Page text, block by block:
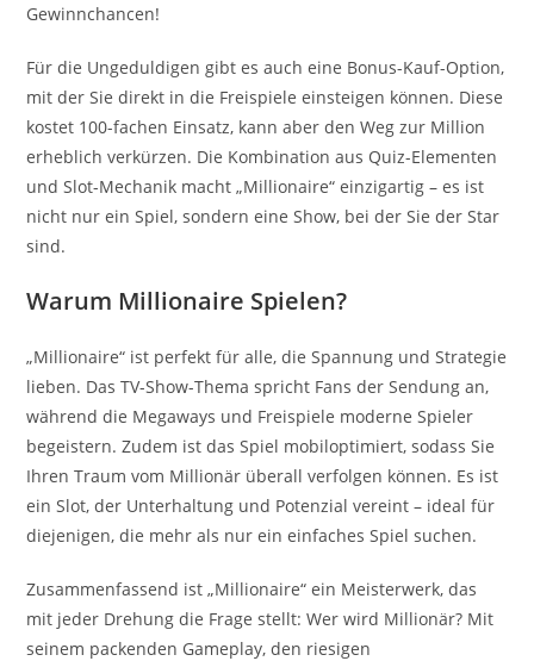
Gewinnchancen!
Für die Ungeduldigen gibt es auch eine Bonus-Kauf-Option,
mit der Sie direkt in die Freispiele einsteigen können. Diese
kostet 100-fachen Einsatz, kann aber den Weg zur Million
erheblich verkürzen. Die Kombination aus Quiz-Elementen
und Slot-Mechanik macht „Millionaire“ einzigartig – es ist
nicht nur ein Spiel, sondern eine Show, bei der Sie der Star
sind.
Warum Millionaire Spielen?
„Millionaire“ ist perfekt für alle, die Spannung und Strategie
lieben. Das TV-Show-Thema spricht Fans der Sendung an,
während die Megaways und Freispiele moderne Spieler
begeistern. Zudem ist das Spiel mobiloptimiert, sodass Sie
Ihren Traum vom Millionär überall verfolgen können. Es ist
ein Slot, der Unterhaltung und Potenzial vereint – ideal für
diejenigen, die mehr als nur ein einfaches Spiel suchen.
Zusammenfassend ist „Millionaire“ ein Meisterwerk, das
mit jeder Drehung die Frage stellt: Wer wird Millionär? Mit
seinem packenden Gameplay, den riesigen